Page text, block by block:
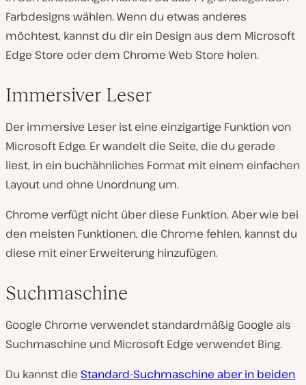
Farbdesigns wählen. Wenn du etwas anderes
möchtest, kannst du dir ein Design aus dem Microsoft
Edge Store oder dem Chrome Web Store holen.
Immersiver Leser
Der immersive Leser ist eine einzigartige Funktion von
Microsoft Edge. Er wandelt die Seite, die du gerade
liest, in ein buchähnliches Format mit einem einfachen
Layout und ohne Unordnung um.
Chrome verfügt nicht über diese Funktion. Aber wie bei
den meisten Funktionen, die Chrome fehlen, kannst du
diese mit einer Erweiterung hinzufügen.
Suchmaschine
Google Chrome verwendet standardmäßig Google als
Suchmaschine und Microsoft Edge verwendet Bing.
Du kannst die Standard-Suchmaschine aber in beiden